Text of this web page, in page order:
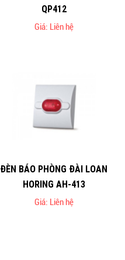
QP412
Giá: Liên hệ
ĐÈN BÁO PHÒNG ĐÀI LOAN
HORING AH-413
Giá: Liên hệ